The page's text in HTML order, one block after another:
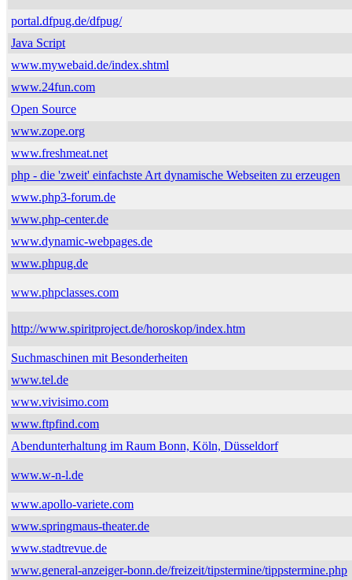
portal.dfpug.de/dfpug/
Java Script
www.mywebaid.de/index.shtml
www.24fun.com
Open Source
www.zope.org
www.freshmeat.net
php - die 'zweit' einfachste Art dynamische Webseiten zu erzeugen
www.php3-forum.de
www.php-center.de
www.dynamic-webpages.de
www.phpug.de
www.phpclasses.com
http://www.spiritproject.de/horoskop/index.htm
Suchmaschinen mit Besonderheiten
www.tel.de
www.vivisimo.com
www.ftpfind.com
Abendunterhaltung im Raum Bonn, Köln, Düsseldorf
www.w-n-l.de
www.apollo-variete.com
www.springmaus-theater.de
www.stadtrevue.de
www.general-anzeiger-bonn.de/freizeit/tipstermine/tippstermine.php